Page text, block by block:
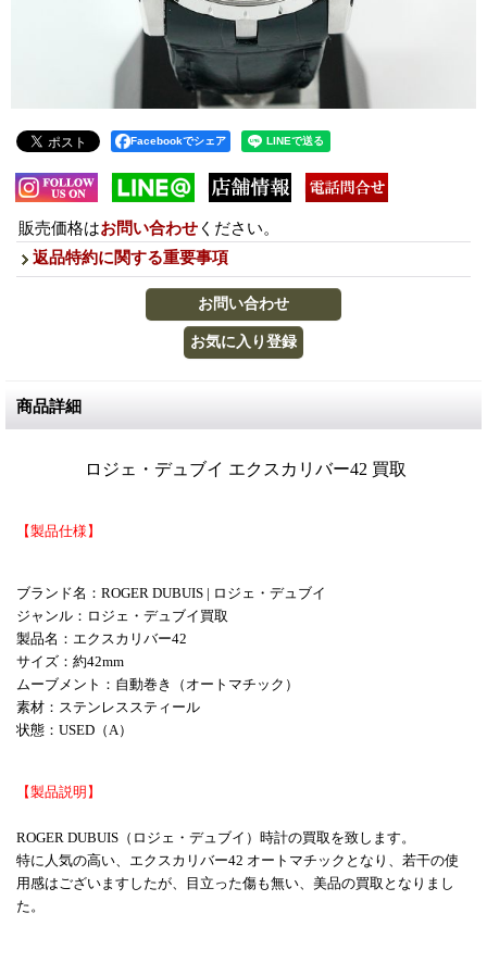
Facebookでシェア
販売価格はお問い合わせ ください。
返品特約に関する重要事項
商品詳細
ロジェ・デュブイ エクスカリバー42 買取
【製品仕様】
ブランド名：ROGER DUBUIS | ロジェ・デュブイ
ジャンル：ロジェ・デュブイ買取
製品名：エクスカリバー42
サイズ：約42mm
ムーブメント：自動巻き（オートマチック）
素材： ステンレススティール
状態：USED（A）
【製品説明】
ROGER DUBUIS（ ロジェ・デュブイ） 時計の買取を致します。
特に人気の高い、エクスカリバー42 オートマチックとなり、 若干の使
用感はございますしたが、目立った傷も無い、美品の買取となりまし
た。